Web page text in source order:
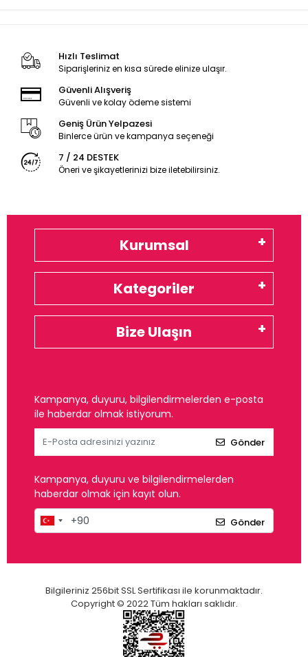
Hızlı Teslimat
Siparişleriniz en kısa sürede elinize ulaşır.
Güvenli Alışveriş
Güvenli ve kolay ödeme sistemi
Geniş Ürün Yelpazesi
Binlerce ürün ve kampanya seçeneği
7 / 24 DESTEK
Öneri ve şikayetlerinizi bize iletebilirsiniz.
Kurumsal
Kategoriler
Bize Ulaşın
Kampanya, duyuru, bilgilendirmelerden e-posta
ile haberdar olmak istiyorum.
Gönder
Kampanya, duyuru ve bilgilendirmelerden
haberdar olmak için kayıt olun.
Gönder
Bilgileriniz 256bit SSL Sertifikası ile korunmaktadır.
Copyright © 2022 Tüm hakları saklıdır.